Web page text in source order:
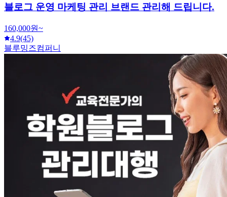
블로그 운영 마케팅 관리 브랜드 관리해 드립니다.
160,000원~
4.9(45)
블루밍즈컴퍼니